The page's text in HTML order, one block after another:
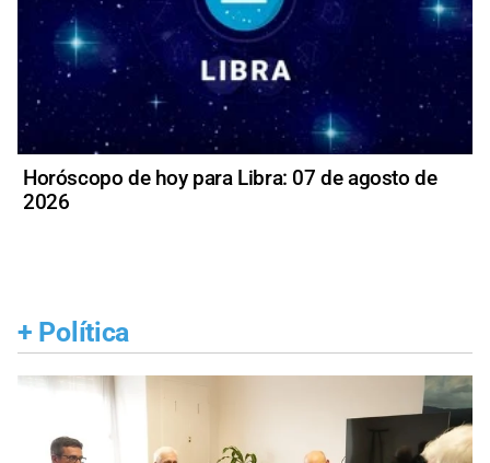
Horóscopo de hoy para Libra: 07 de agosto de
2026
+ Política